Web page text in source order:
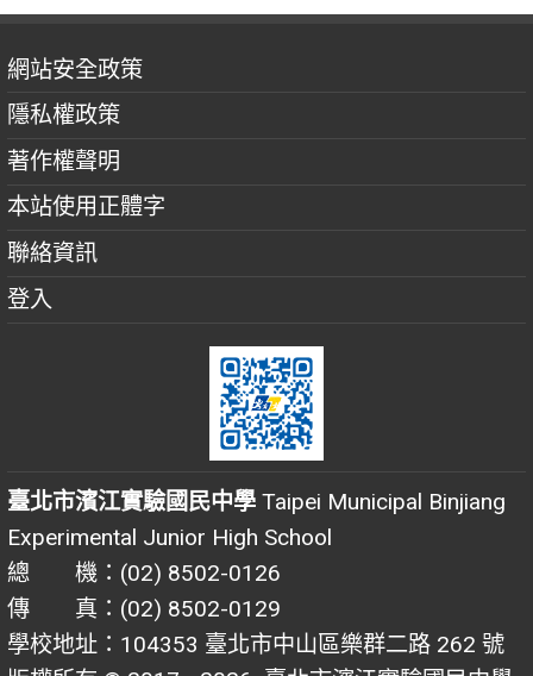
網站安全政策
隱私權政策
著作權聲明
本站使用正體字
聯絡資訊
登入
臺北市濱江實驗國民中學 Taipei Municipal Binjiang
Experimental Junior High School
總 機：(02) 8502-0126
傳 真：(02) 8502-0129
學校地址：104353 臺北市中山區樂群二路 262 號